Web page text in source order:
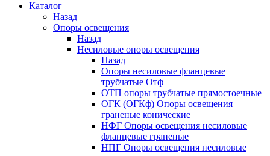
Каталог
Назад
Опоры освещения
Назад
Несиловые опоры освещения
Назад
Опоры несиловые фланцевые
трубчатые Отф
ОТП опоры трубчатые прямостоечные
ОГК (ОГКф) Опоры освещения
граненые конические
НФГ Опоры освещения несиловые
фланцевые граненые
НПГ Опоры освещения несиловые